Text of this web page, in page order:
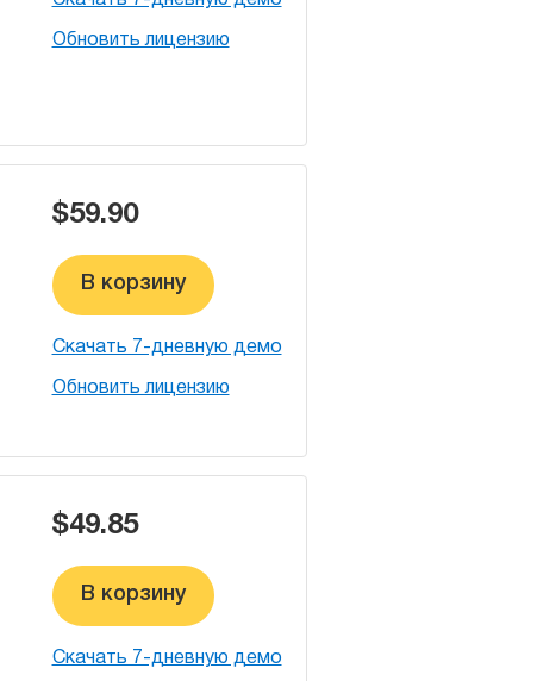
Обновить лицензию
$59.90
В корзину
Скачать 7-дневную демо
Обновить лицензию
$49.85
В корзину
Скачать 7-дневную демо